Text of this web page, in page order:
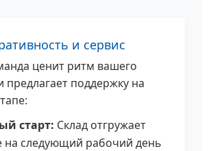
и сервис
ценит ритм вашего
предлагает поддержку на
старт: Склад отгружает
на следующий рабочий день